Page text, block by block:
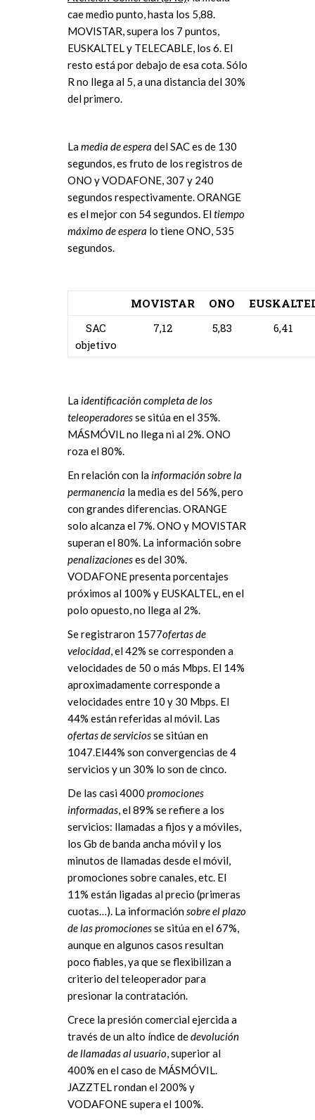
cae medio punto, hasta los 5,88.
MOVISTAR, supera los 7 puntos,
EUSKALTEL y TELECABLE, los 6. El
resto está por debajo de esa cota. Sólo
R no llega al 5, a una distancia del 30%
del primero.
Lamedia de espera del SAC es de 130
segundos, es fruto de los registros de
ONO y VODAFONE, 307 y 240
segundos respectivamente. ORANGE
es el mejor con 54 segundos. Eltiempo
máximo de espera lo tiene ONO, 535
segundos.
MOVISTAR ONO
SAC
objetivo
7,12 5,83 6,41
Laidentificación completa de los
teleoperadoresse sitúa en el 35%.
MÁSMÓVIL no llega ni al 2%. ONO
roza el 80%.
En relación con lainformación sobre la
permanencia la media es del 56%, pero
con grandes diferencias. ORANGE
solo alcanza el 7%. ONO y MOVISTAR
superan el 80%. La información sobre
penalizacioneses del 30%.
VODAFONE presenta porcentajes
próximos al 100% y EUSKALTEL, en el
polo opuesto, no llega al 2%.
Se registraron 1577ofertas de
velocidad, el 42% se corresponden a
velocidades de 50 o más Mbps. El 14%
aproximadamente corresponde a
velocidades entre 10 y 30 Mbps. El
44% están referidas al móvil. Las
ofertas de serviciosse sitúan en
1047.El44% son convergencias de 4
servicios y un 30% lo son de cinco.
De las casi 4000 promociones
informadas, el 89% se refiere a los
servicios: llamadas a fijos y a móviles,
los Gb de banda ancha móvil y los
minutos de llamadas desde el móvil,
promociones sobre canales, etc. El
11% están ligadas al precio (primeras
cuotas…). La informaciónsobre el plazo
de las promocionesse sitúa en el 67%,
aunque en algunos casos resultan
poco fiables, ya que se flexibilizan a
criterio del teleoperador para
presionar la contratación.
Crece la presión comercial ejercida a
través de un alto índice dedevolución
de llamadas al usuario, superior al
400% en el caso de MÁSMÓVIL.
JAZZTEL rondan el 200% y
VODAFONE supera el 100%.